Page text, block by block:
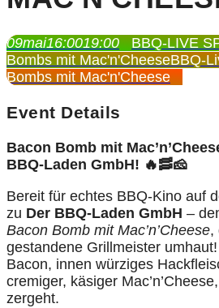
09mai16:0019:00
BBQ-LIVE
Bombs mit Mac'n'CheeseBBQ-
Bombs mit Mac'n'Cheese
Event Details
Bacon Bomb mit
BBQ-Laden GmbH! 🔥🥓🧀
Bereit für echtes BBQ-Kino auf
zu Der BBQ-Laden GmbH –
Bacon Bomb mit Mac’n’Cheese,
gestandene Grillmeister
Bacon, innen würziges
cremiger, käsiger
zergeht.